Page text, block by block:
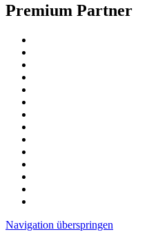
Premium Partner
Navigation überspringen